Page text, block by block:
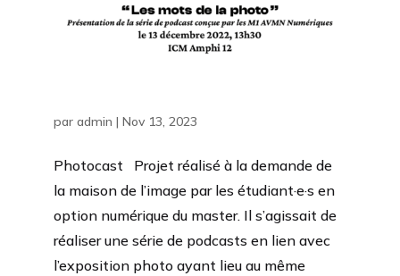
par admin | Nov 13, 2023
Photocast Projet réalisé à la demande de
la maison de l’image par les étudiant·e·s en
option numérique du master. Il s’agissait de
réaliser une série de podcasts en lien avec
l’exposition photo ayant lieu au même